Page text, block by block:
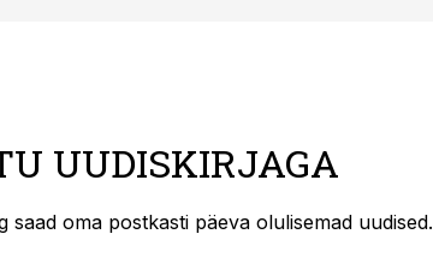
UUDISKIRJAGA
saad oma postkasti päeva olulisemad uudised.